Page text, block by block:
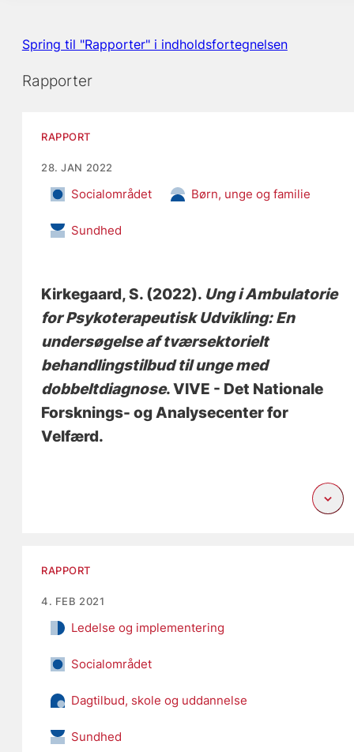
Spring til "Rapporter" i indholdsfortegnelsen
Rapporter
RAPPORT
28. JAN 2022
Socialområdet Børn, unge og familie
Sundhed
Kirkegaard, S. (2022). Ung i Ambulatorie
for Psykoterapeutisk Udvikling: En
undersøgelse af tværsektorielt
behandlingstilbud til unge med
dobbeltdiagnose. VIVE - Det Nationale
Forsknings- og Analysecenter for
Velfærd.
RAPPORT
4. FEB 2021
Ledelse og implementering
Socialområdet
Dagtilbud, skole og uddannelse
Sundhed